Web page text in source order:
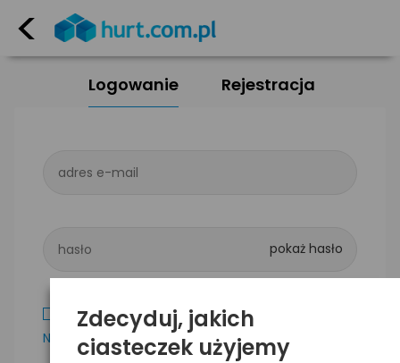
<
Logowanie Rejestracja
adres e-mail
hasło
Zapamiętaj mnie
Nie pamiętam hasła
Zdecyduj, jakich
ciasteczek użyjemy